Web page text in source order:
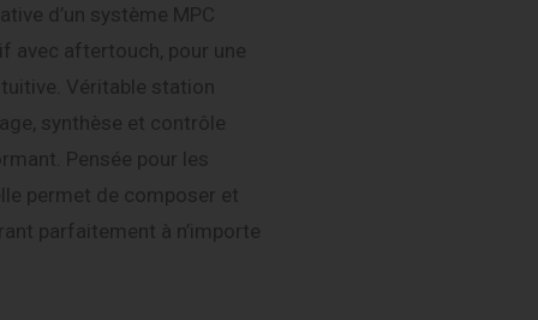
d’un système MPC
avec aftertouch, pour une
Véritable station
synthèse et contrôle
Pensée pour les
permet de composer et
parfaitement à n’importe